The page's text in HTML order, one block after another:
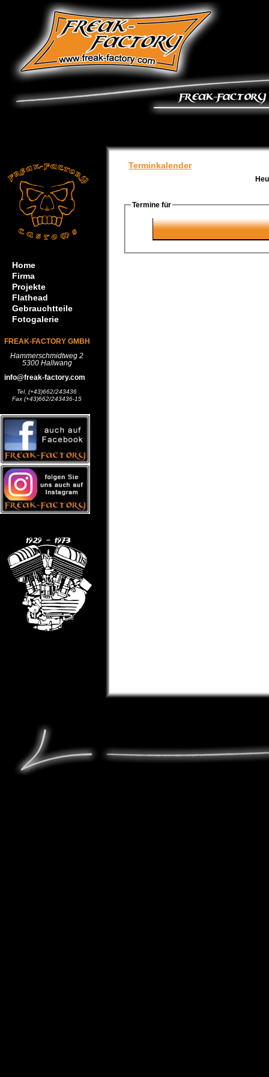
Home
Firma
Projekte
Flathead
Gebrauchtteile
Fotogalerie
FREAK-FACTORY GMBH
Hammerschmidtweg 2
5300 Hallwang
info@freak-factory.com
Tel. (+43)662/243436
Fax (+43)662/243436-15
Terminkalender
Termine für